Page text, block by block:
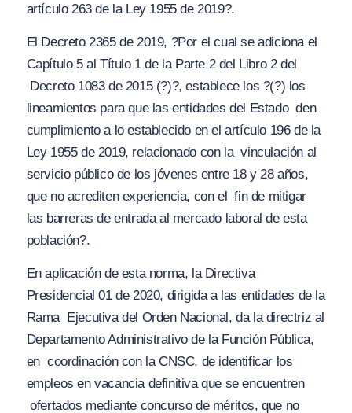
artículo 263 de la Ley 1955 de 2019?.
El Decreto 2365 de 2019, ?Por el cual se adiciona el
Capítulo 5 al Título 1 de la Parte 2 del Libro 2 del
Decreto 1083 de 2015 (?)?, establece los ?(?) los
lineamientos para que las entidades del Estado den
cumplimiento a lo establecido en el artículo 196 de la
Ley 1955 de 2019, relacionado con la vinculación al
servicio público de los jóvenes entre 18 y 28 años,
que no acrediten experiencia, con el fin de mitigar
las barreras de entrada al mercado laboral de esta
población?.
En aplicación de esta norma, la Directiva
Presidencial 01 de 2020, dirigida a las entidades de la
Rama Ejecutiva del Orden Nacional, da la directriz al
Departamento Administrativo de la Función Pública,
en coordinación con la CNSC, de identificar los
empleos en vacancia definitiva que se encuentren
ofertados mediante concurso de méritos, que no